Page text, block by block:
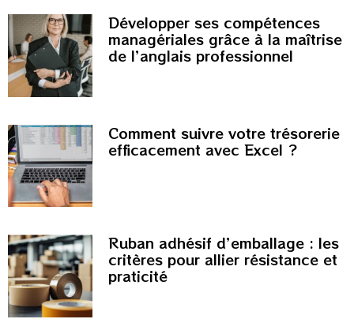
Développer ses compétences
managériales grâce à la maîtrise
de l’anglais professionnel
Comment suivre votre trésorerie
efficacement avec Excel ?
Ruban adhésif d’emballage : les
critères pour allier résistance et
praticité